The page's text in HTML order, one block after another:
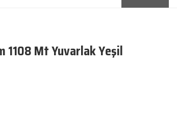
1108 Mt Yuvarlak Yeşil